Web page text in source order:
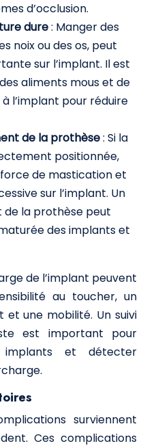
d’occlusion.
dure: Manger des
noix ou des os, peut
sur l’implant. Il est
aliments mous et de
l’implant pour réduire
de la prothèse: Si la
positionnée,
de mastication et
sur l’implant. Un
de la prothèse peut
des implants et
de l’implant peuvent
au toucher, un
et une mobilité. Un suivi
est important pour
et détecter
surviennent
Ces complications